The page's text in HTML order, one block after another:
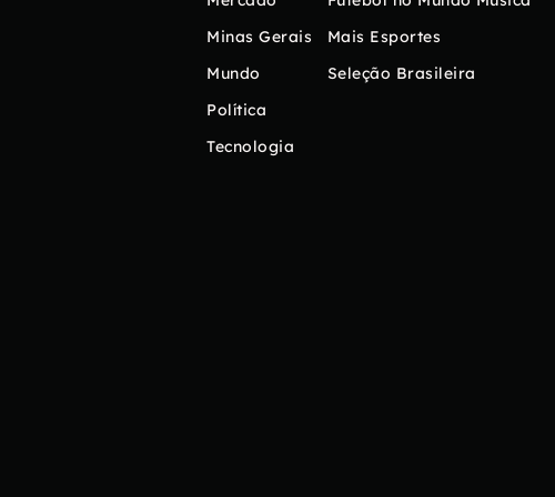
Minas Gerais
Mundo
Política
Tecnologia
Mais Esportes
Seleção Brasileira